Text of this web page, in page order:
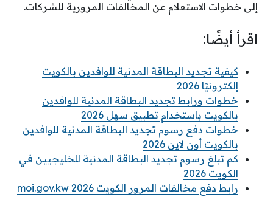
إلى خطوات الاستعلام عن المخالفات المرورية للشركات.
اقرأ أيضًا:
كيفية تجديد البطاقة المدنية للوافدين بالكويت
إلكترونيًا 2026
خطوات ورابط تجديد البطاقة المدنية للوافدين
بالكويت باستخدام تطبيق سهل 2026
خطوات دفع رسوم تجديد البطاقة المدنية للوافدين
بالكويت أون لاين 2026
كم تبلغ رسوم تجديد البطاقة المدنية للخليجيين في
الكويت 2026
رابط دفع مخالفات المرور الكويت 2026 moi.gov.kw